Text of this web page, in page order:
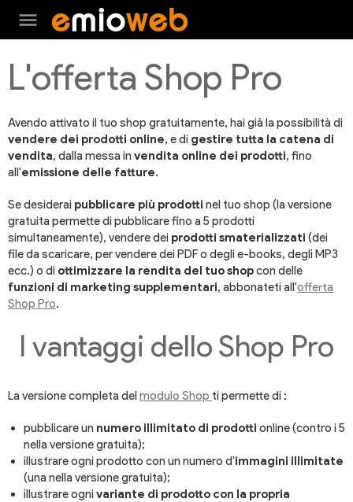
menu
L'offerta Shop Pro
Avendo attivato il tuo shop gratuitamente, hai già la possibilità di
vendere dei prodotti online, e di gestire tutta la catena di
vendita, dalla messa in vendita online dei prodotti, fino
all'emissione delle fatture.
Se desiderai pubblicare più prodotti nel tuo shop (la versione
gratuita permette di pubblicare fino a 5 prodotti
simultaneamente), vendere dei prodotti smaterializzati (dei
file da scaricare, per vendere dei PDF o degli e-books, degli MP3
ecc.) o di ottimizzare la rendita del tuo shopcon delle
funzioni di marketing supplementari, abbonateti all'offerta
Shop Pro.
I vantaggi dello Shop Pro
La versione completa del modulo Shop ti permette di :
pubblicare un numero illimitato di prodotti online (contro i 5
nella versione gratuita);
illustrare ogni prodotto con un numero d'immagini illimitate
(una nella versione gratuita);
illustrare ogni variante di prodotto con la propria